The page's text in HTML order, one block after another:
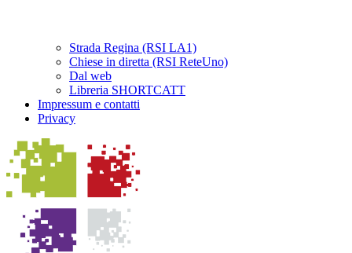
Strada Regina (RSI LA1)
Chiese in diretta (RSI ReteUno)
Dal web
Libreria SHORTCATT
Impressum e contatti
Privacy